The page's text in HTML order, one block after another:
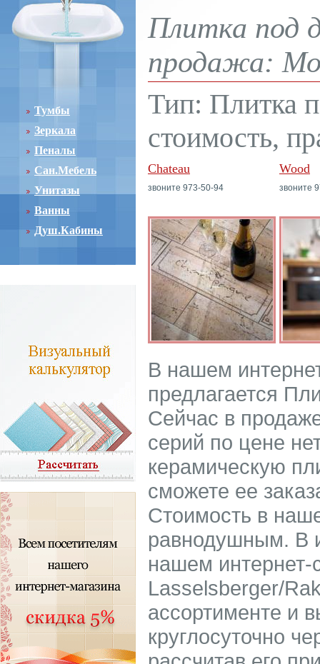
Тумбы
Зеркала
Пеналы
Сан.Мебель
Унитазы
Ванны
Душ.Кабины
Плитка под
продажа:
Тип: Плитка
стоимость,
Chateau
звоните 973-50-94
Wood
звоните
В нашем
предлагается
Сейчас в
серий по цене
керамическую
сможете ее
Стоимость в
равнодушным. В
нашем интернет-
Lasselsberger/
ассортименте и
круглосуточно